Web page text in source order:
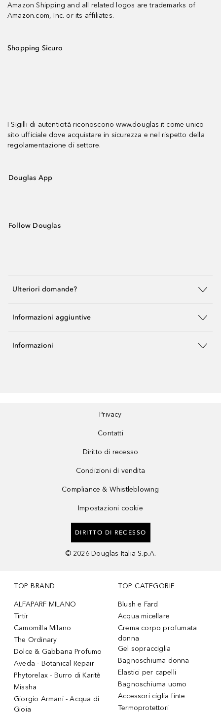
Amazon Shipping and all related logos are trademarks of
Amazon.com, Inc. or its affiliates.
Shopping Sicuro
I Sigilli di autenticità riconoscono www.douglas.it come unico
sito ufficiale dove acquistare in sicurezza e nel rispetto della
regolamentazione di settore.
Douglas App
Follow Douglas
Ulteriori domande?
Informazioni aggiuntive
Informazioni
Privacy
Contatti
Diritto di recesso
Condizioni di vendita
Compliance & Whistleblowing
Impostazioni cookie
DIRITTO DI RECESSO
© 2026 Douglas Italia S.p.A.
TOP BRAND
ALFAPARF MILANO
Tirtir
Camomilla Milano
The Ordinary
Dolce & Gabbana Profumo
Aveda - Botanical Repair
Phytorelax - Burro di Karitè
Missha
Giorgio Armani - Acqua di
Gioia
TOP CATEGORIE
Blush e Fard
Acqua micellare
Crema corpo profumata
donna
Gel sopracciglia
Bagnoschiuma donna
Elastici per capelli
Bagnoschiuma uomo
Accessori ciglia finte
Termoprotettori